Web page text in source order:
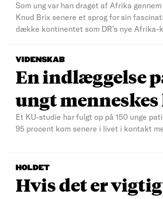
Som ung var han draget af Afrika
Knud Brix senere et sprog for sin
dække kontinentet som DR’s nye Afrika-
VIDENSKAB
En indlæggelse
ungt
Et KU-studie har fulgt op på 150 unge
95 procent kom senere i livet i kontakt
HOLDET
Hvis det er